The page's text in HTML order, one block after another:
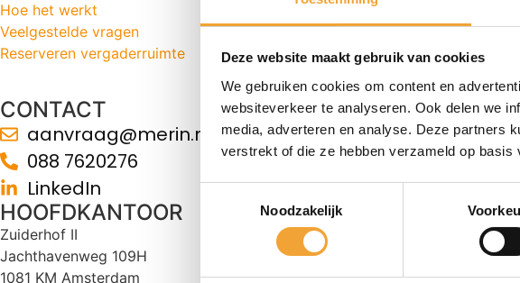
Deze website maakt gebruik van cookies
We gebruiken cookies om content en
websiteverkeer te analyseren. Ook delen we
media, adverteren en analyse. Deze partners
verstrekt of die ze hebben verzameld op
Noodzakelijk
Hoe het werkt
Veelgestelde vragen
Reserveren vergaderruimte
CONTACT
aanvraag@merin.nl
088 7620276
LinkedIn
HOOFDKANTOOR
Zuiderhof II
Jachthavenweg 109H
1081 KM Amsterdam